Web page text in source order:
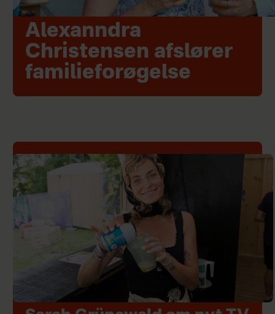
Alexanndra
Christensen afslører
familieforøgelse